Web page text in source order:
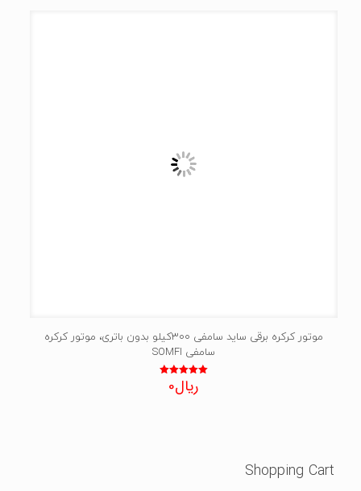
موتور کرکره برقی ساید سامفی 300کیلو بدون باتری، موتور کرکره
سامفی SOMFI
نمره
5.00
ریال0
Shopping Cart